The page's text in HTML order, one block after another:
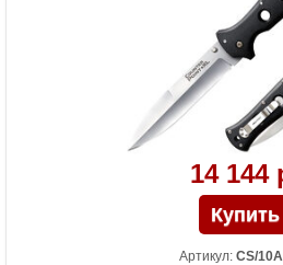
ношения
Под
шайбы
из
Aluminium
14 144
Артикул: CS/